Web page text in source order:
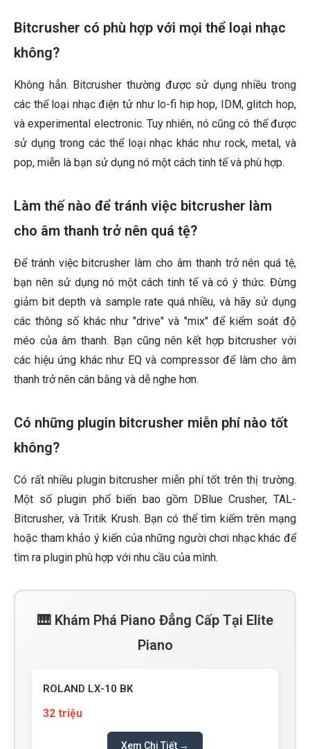
Bitcrusher có phù hợp với mọi thể loại nhạc
không?
Không hẳn. Bitcrusher thường được sử dụng nhiều trong
các thể loại nhạc điện tử như lo-fi hip hop, IDM, glitch hop,
và experimental electronic. Tuy nhiên, nó cũng có thể được
sử dụng trong các thể loại nhạc khác như rock, metal, và
pop, miễn là bạn sử dụng nó một cách tinh tế và phù hợp.
Làm thế nào để tránh việc bitcrusher làm
cho âm thanh trở nên quá tệ?
Để tránh việc bitcrusher làm cho âm thanh trở nên quá tệ,
bạn nên sử dụng nó một cách tinh tế và có ý thức. Đừng
giảm bit depth và sample rate quá nhiều, và hãy sử dụng
các thông số khác như "drive" và "mix" để kiểm soát độ
méo của âm thanh. Bạn cũng nên kết hợp bitcrusher với
các hiệu ứng khác như EQ và compressor để làm cho âm
thanh trở nên cân bằng và dễ nghe hơn.
Có những plugin bitcrusher miễn phí nào tốt
không?
Có rất nhiều plugin bitcrusher miễn phí tốt trên thị trường.
Một số plugin phổ biến bao gồm DBlue Crusher, TAL-
Bitcrusher, và Tritik Krush. Bạn có thể tìm kiếm trên mạng
hoặc tham khảo ý kiến của những người chơi nhạc khác để
tìm ra plugin phù hợp với nhu cầu của mình.
🎹 Khám Phá Piano Đẳng Cấp Tại Elite
Piano
ROLAND LX-10 BK
32 triệu
Xem Chi Tiết →